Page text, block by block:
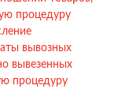
процедуру
вывозных
вывезенных
процедуру